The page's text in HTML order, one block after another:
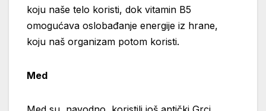
koju naše telo koristi, dok vitamin B5
omogućava oslobađanje energije iz hrane,
koju naš organizam potom koristi.
Med